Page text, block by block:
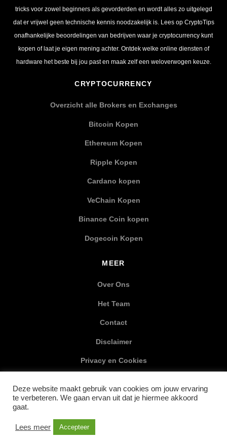
tricks voor zowel beginners als gevorderden en wordt alles zo uitgelegd
dat er vrijwel geen technische kennis noodzakelijk is. Lees op CryptoTips
onafhankelijke beoordelingen van bedrijven waar je cryptocurrency kunt
kopen of laat je eigen mening achter. Ontdek welke online diensten of
hardware het beste bij jou past en maak zelf een weloverwogen keuze.
CRYPTOCURRENCY
Overzicht alle Brokers en Exchanges
Bitcoin Kopen
Ethereum Kopen
Ripple Kopen
Cardano kopen
VeChain Kopen
Binance Coin kopen
Dogecoin Kopen
MEER
Over Ons
Het Team
Contact
Disclaimer
Privacy en Cookies
SOCIAL MEDIA
Deze website maakt gebruik van cookies om jouw ervaring
te verbeteren. We gaan ervan uit dat je hiermee akkoord
gaat.
Lees meer Accepteer